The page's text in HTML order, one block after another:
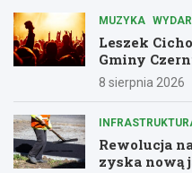
MUZYKA
Leszek
Gminy
8 sierpnia 2026
Rewolucja
zyska nową